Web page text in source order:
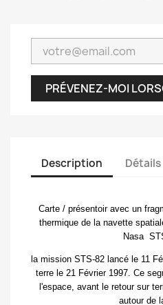
PRÉVENEZ-MOI
Description
Carte / présentoir avec un
thermique de la navette
Nasa
la mission STS-82 lancé le 11
terre le 21 Février1997. Ce
l'espace, avant le retour sur
autour de